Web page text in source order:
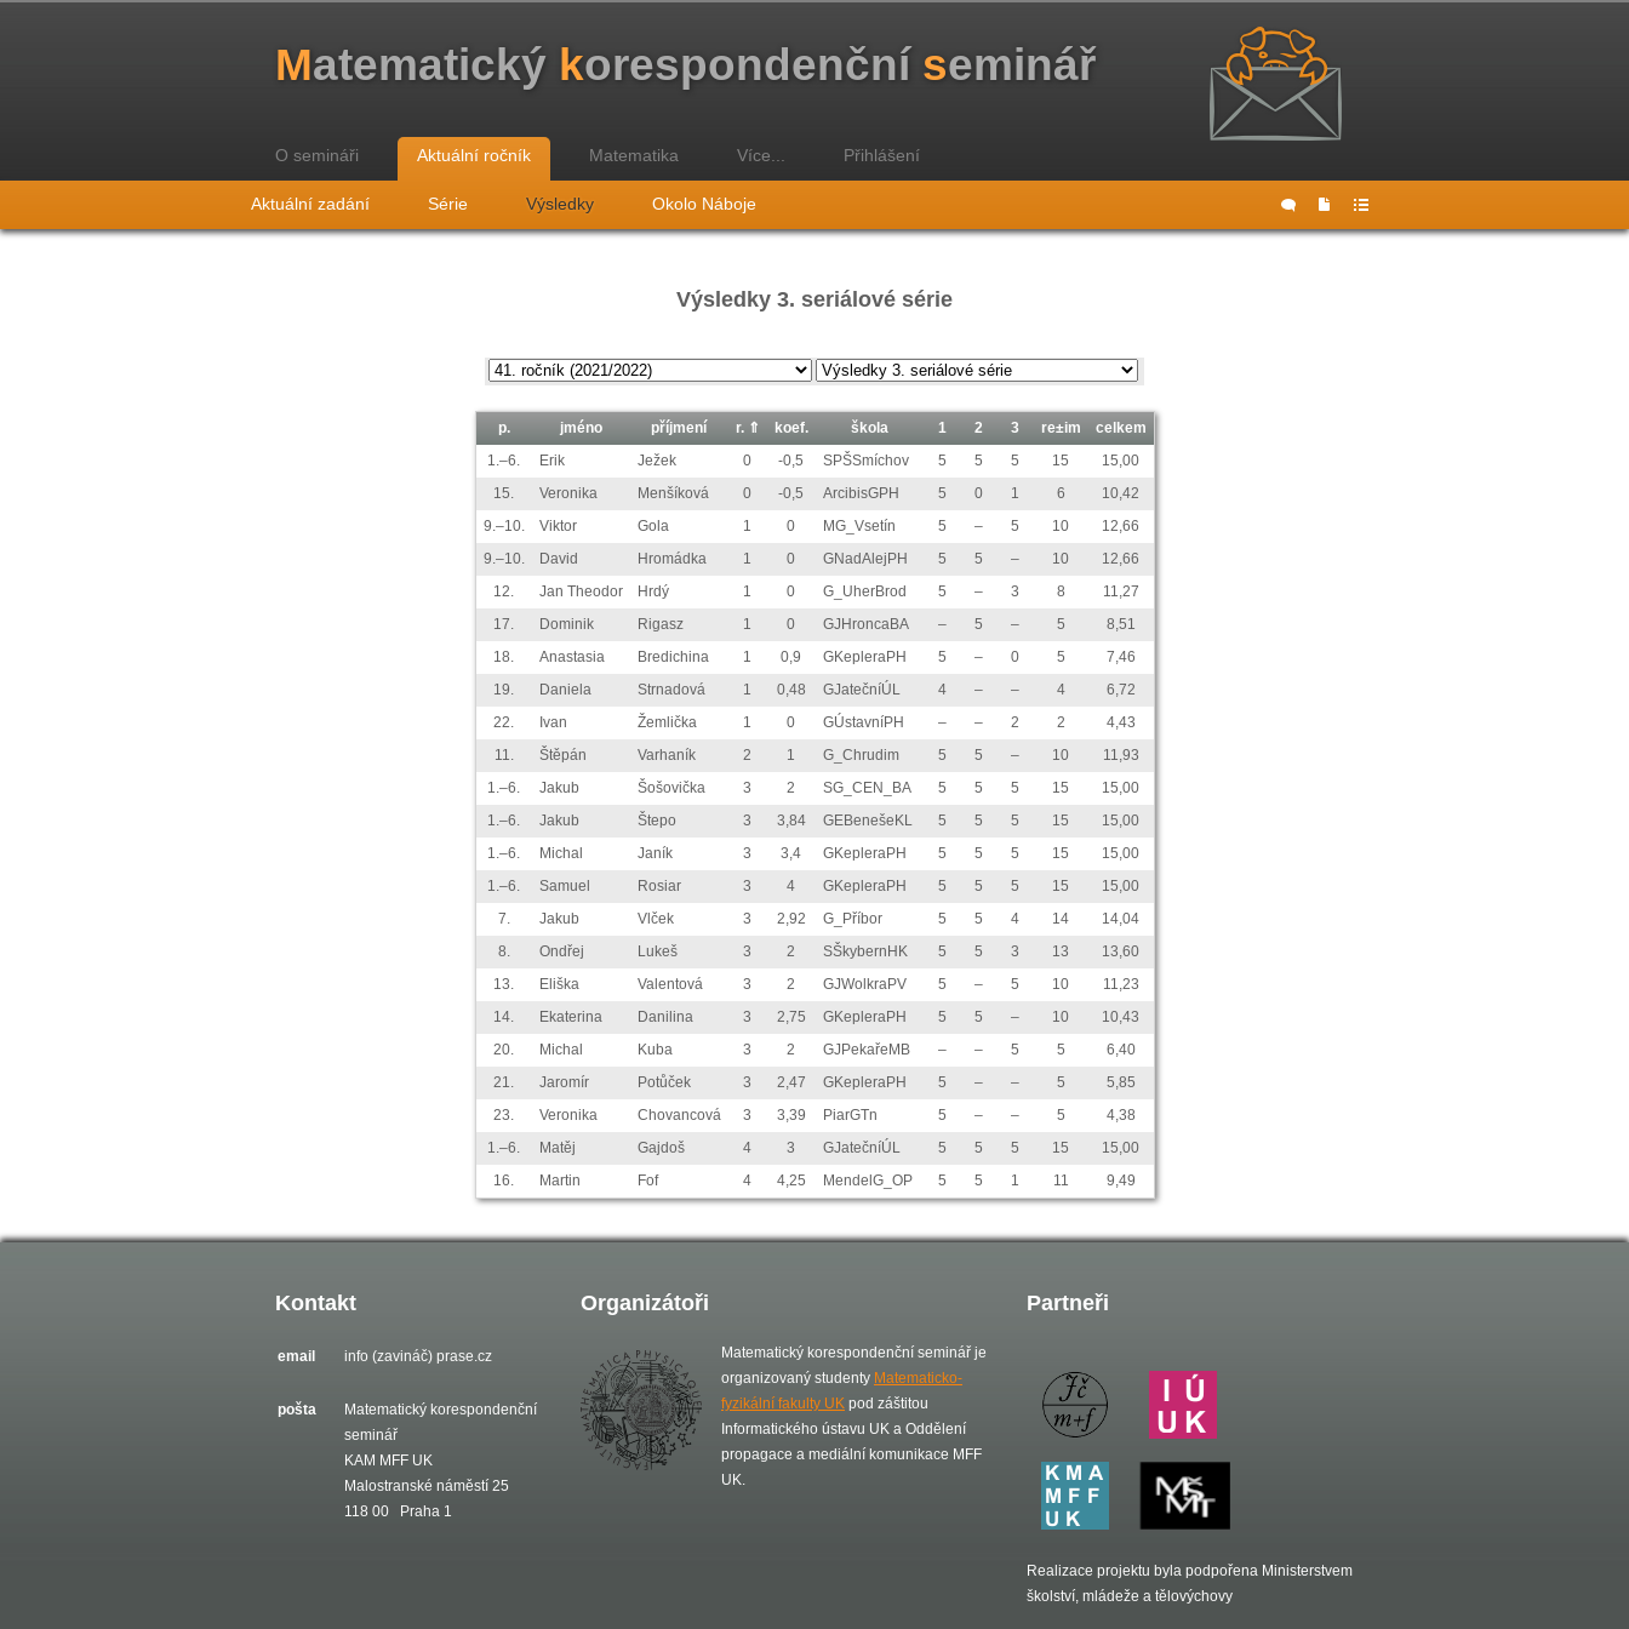
Matematický korespondenční seminář
O semináři Aktuální ročník Matematika Více... Přihlášení
Aktuální zadání Série Výsledky Okolo Náboje
Výsledky 3. seriálové série
p. jméno příjmení r.⇑ koef. škola 1 2 3 re±im
celkem
1.–6.
Erik Ježek 0 -0,5 SPŠSmíchov 5 5 5 15
15,00
15.
Veronika Menšíková 0 -0,5 ArcibisGPH 5 0 1 6
10,42
9.–10.
Viktor Gola 1 0 MG_Vsetín 5 – 5 10
12,66
9.–10.
David Hromádka 1 0 GNadAlejPH 5 5 – 10
12,66
12.
Jan Theodor Hrdý 1 0 G_UherBrod 5 – 3 8
11,27
17.
Dominik Rigasz 1 0 GJHroncaBA – 5 – 5
8,51
18.
Anastasia Bredichina 1 0,9 GKepleraPH 5 – 0 5
7,46
19.
Daniela Strnadová 1 0,48 GJatečníÚL 4 – – 4
6,72
22.
Ivan Žemlička 1 0 GÚstavníPH – – 2 2
4,43
11.
Štěpán Varhaník 2 1 G_Chrudim 5 5 – 10
11,93
1.–6.
Jakub Šošovička 3 2 SG_CEN_BA 5 5 5 15
15,00
1.–6.
Jakub Štepo 3 3,84 GEBenešeKL 5 5 5 15
15,00
1.–6.
Michal Janík 3 3,4 GKepleraPH 5 5 5 15
15,00
1.–6.
Samuel Rosiar 3 4 GKepleraPH 5 5 5 15
15,00
7.
Jakub Vlček 3 2,92 G_Příbor 5 5 4 14
14,04
8.
Ondřej Lukeš 3 2 SŠkybernHK 5 5 3 13
13,60
13.
Eliška Valentová 3 2 GJWolkraPV 5 – 5 10
11,23
14.
Ekaterina Danilina 3 2,75 GKepleraPH 5 5 – 10
10,43
20.
Michal Kuba 3 2 GJPekařeMB – – 5 5
6,40
21.
Jaromír Potůček 3 2,47 GKepleraPH 5 – – 5
5,85
23.
Veronika Chovancová 3 3,39 PiarGTn 5 – – 5
4,38
1.–6.
Matěj Gajdoš 4 3 GJatečníÚL 5 5 5 15
15,00
16.
Martin Fof 4 4,25 MendelG_OP 5 5 1 11 9,49
Kontakt
email info (zavináč) prase.cz
pošta
Matematický korespondenční
seminář
KAM MFF UK
Malostranské náměstí 25
118 00 Praha 1
Organizátoři
Matematický korespondenční seminář je
organizovaný studenty Matematicko-
fyzikální fakulty UK pod záštitou
Informatického ústavu UK a Oddělení
propagace a mediální komunikace MFF
UK.
Partneři
Realizace projektu byla podpořena Ministerstvem
školství, mládeže a tělovýchovy